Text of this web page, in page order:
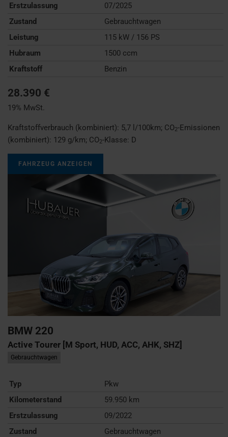
Erstzulassung
07/2025
Zustand
Gebrauchtwagen
Leistung
115 kW / 156 PS
Hubraum
1500 ccm
Kraftstoff
Benzin
28.390 €
19% MwSt.
Kraftstoffverbrauch (kombiniert): 5,7 l/100km; CO2-Emissionen
(kombiniert): 129 g/km; CO2-Klasse: D
FAHRZEUG ANZEIGEN
BMW 220
Active Tourer [M Sport, HUD, ACC, AHK, SHZ]
Gebrauchtwagen
Typ
Pkw
Kilometerstand
59.950 km
Erstzulassung
09/2022
Zustand
Gebrauchtwagen